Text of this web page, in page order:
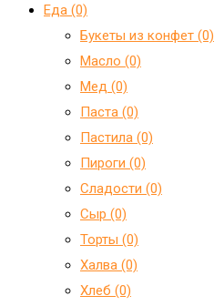
Еда (0)
Букеты из конфет (0)
Масло (0)
Мед (0)
Паста (0)
Пастила (0)
Пироги (0)
Сладости (0)
Сыр (0)
Торты (0)
Халва (0)
Хлеб (0)